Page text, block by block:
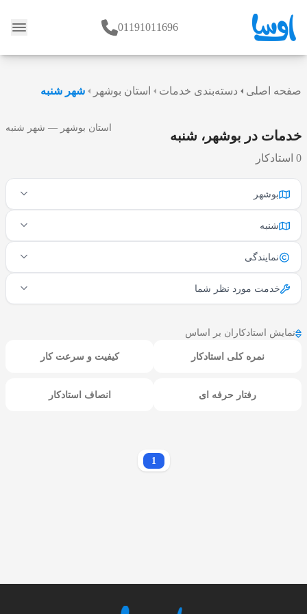
وبلاگ 01191011696
صفحه اصلی دسته‌بندی خدمات استان بوشهر شهر شنبه
خدمات در بوشهر، شنبه
0 استادکار
استان بوشهر — شهر شنبه
بوشهر
شنبه
نمایندگی
خدمت مورد نظر شما
نمایش استادکاران بر اساس
نمره کلی استادکار کیفیت و سرعت کار
رفتار حرفه ای انصاف استادکار
1